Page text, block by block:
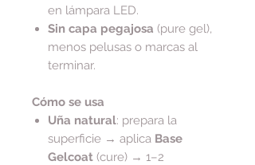
en lámpara LED.
Sin capa pegajosa (pure gel),
menos pelusas o marcas al
terminar.
Cómo se usa
Uña natural: prepara la
superficie → aplica Base
Gelcoat (cure) → 1–2